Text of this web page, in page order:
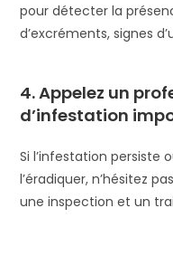
pour détecter la
d’excréments, signes
4.Appelez un
d’infestation
Si l’infestation persiste
l’éradiquer, n’hésitez
une inspection et un